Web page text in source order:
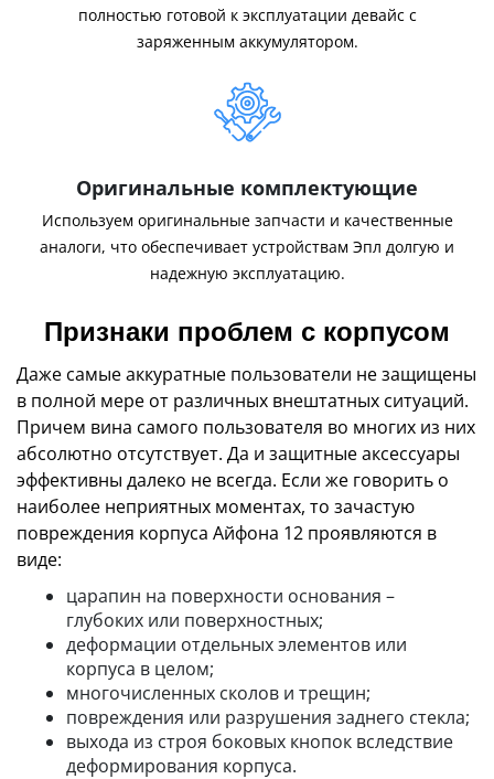
полностью готовой к эксплуатации девайс с
заряженным аккумулятором.
Оригинальные комплектующие
Используем оригинальные запчасти и качественные
аналоги, что обеспечивает устройствам Эпл долгую и
надежную эксплуатацию.
Признаки проблем с корпусом
Даже самые аккуратные пользователи не защищены
в полной мере от различных внештатных ситуаций.
Причем вина самого пользователя во многих из них
абсолютно отсутствует. Да и защитные аксессуары
эффективны далеко не всегда. Если же говорить о
наиболее неприятных моментах, то зачастую
повреждения корпуса Айфона 12 проявляются в
виде:
царапин на поверхности основания –
глубоких или поверхностных;
деформации отдельных элементов или
корпуса в целом;
многочисленных сколов и трещин;
повреждения или разрушения заднего стекла;
выхода из строя боковых кнопок вследствие
деформирования корпуса.